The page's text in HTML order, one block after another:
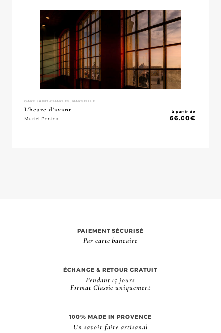
GARE SAINT-CHARLES, MARSEILLE
L’heure d’avant
Muriel Penica
à partir de
66.00€
PAIEMENT SÉCURISÉ
Par carte bancaire
ÉCHANGE & RETOUR GRATUIT
Pendant 15 jours
Format Classic uniquement
100% MADE IN PROVENCE
Un savoir faire artisanal